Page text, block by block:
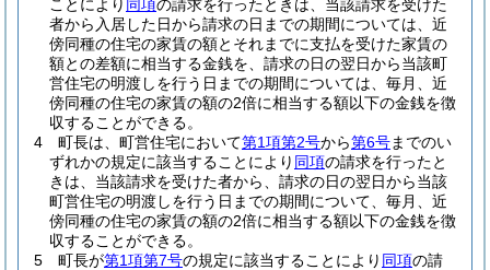
ことにより 同項の請求を行ったときは、当該請求を受けた
者から入居した日から請求の日までの期間については、近
傍同種の住宅の家賃の額とそれまでに支払を受けた家賃の
額との差額に相当する金銭を、請求の日の翌日から当該町
営住宅の明渡しを行う日までの期間については、毎月、近
傍同種の住宅の家賃の額の2倍に相当する額以下の金銭を徴
収することができる。
4
町長は、町営住宅において第1項第2号から第6号までのい
ずれかの規定に該当することにより 同項の請求を行ったと
きは、当該請求を受けた者から、請求の日の翌日から当該
町営住宅の明渡しを行う日までの期間について、毎月、近
傍同種の住宅の家賃の額の2倍に相当する額以下の金銭を徴
収することができる。
5
町長が第1項第7号の規定に該当することにより 同項の請